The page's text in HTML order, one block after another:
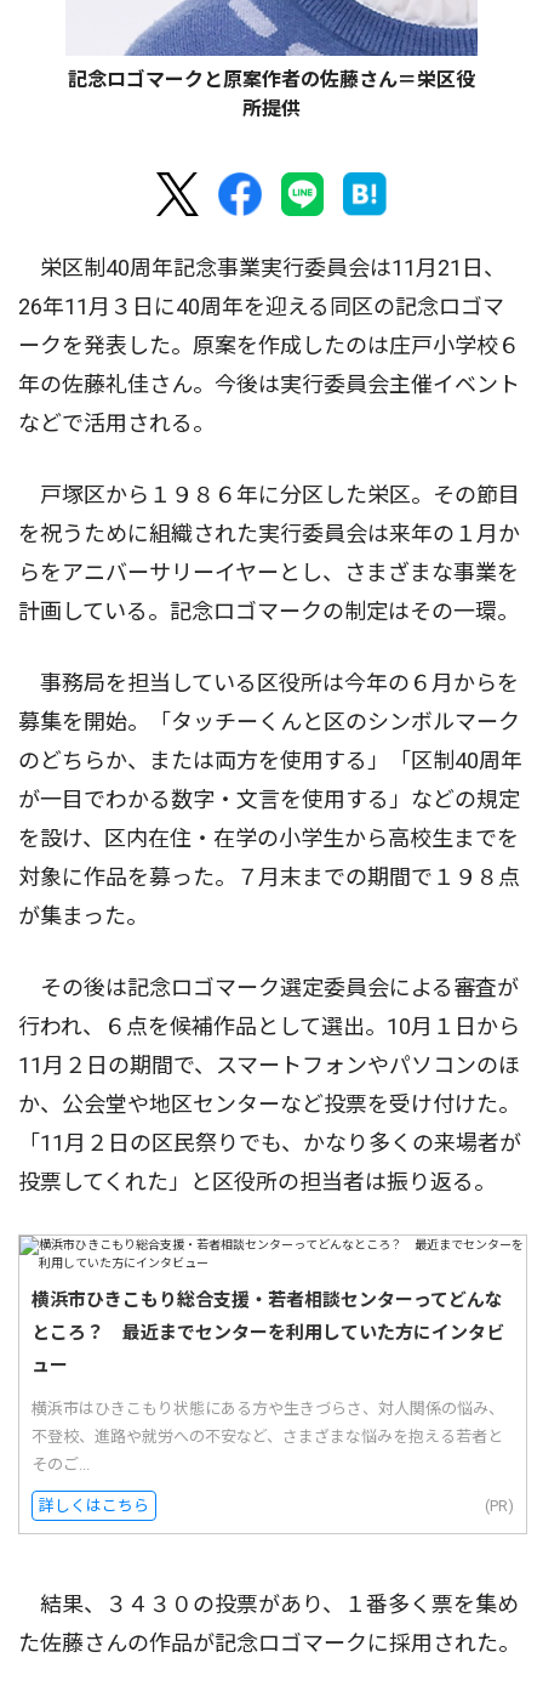
記念ロゴマークと原案作者の佐藤さん＝栄区役
所提供
栄区制40周年記念事業実行委員会は11月21日、
26年11月３日に40周年を迎える同区の記念ロゴマ
ークを発表した。原案を作成したのは庄戸小学校６
年の佐藤礼佳さん。今後は実行委員会主催イベント
などで活用される。
戸塚区から１９８６年に分区した栄区。その節目
を祝うために組織された実行委員会は来年の１月か
らをアニバーサリーイヤーとし、さまざまな事業を
計画している。記念ロゴマークの制定はその一環。
事務局を担当している区役所は今年の６月からを
募集を開始。「タッチーくんと区のシンボルマーク
のどちらか、または両方を使用する」「区制40周年
が一目でわかる数字・文言を使用する」などの規定
を設け、区内在住・在学の小学生から高校生までを
対象に作品を募った。７月末までの期間で１９８点
が集まった。
その後は記念ロゴマーク選定委員会による審査が
行われ、６点を候補作品として選出。10月１日から
11月２日の期間で、スマートフォンやパソコンのほ
か、公会堂や地区センターなど投票を受け付けた。
「11月２日の区民祭りでも、かなり多くの来場者が
投票してくれた」と区役所の担当者は振り返る。
横浜市ひきこもり総合支援・若者相談センターってどんな
ところ？ 最近までセンターを利用していた方にインタビ
ュー
横浜市はひきこもり状態にある方や生きづらさ、対人関係の悩み、
不登校、進路や就労への不安など、さまざまな悩みを抱える若者と
そのご...
詳しくはこちら (PR)
結果、３４３０の投票があり、１番多く票を集め
た佐藤さんの作品が記念ロゴマークに採用された。